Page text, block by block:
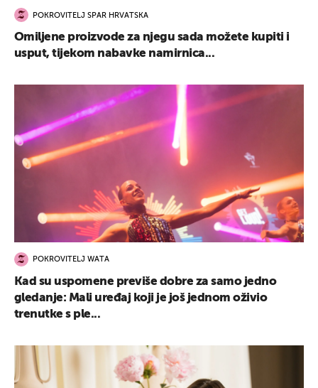
POKROVITELJ SPAR HRVATSKA
Omiljene proizvode za njegu sada možete kupiti i
usput, tijekom nabavke namirnica...
POKROVITELJ WATA
Kad su uspomene previše dobre za samo jedno
gledanje: Mali uređaj koji je još jednom oživio
trenutke s ple...